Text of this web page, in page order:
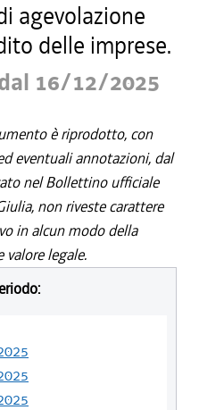
agevolazione
delle imprese.
16/12/2025
è riprodotto, con
eventuali annotazioni, dal
nel Bollettino ufficiale
non riveste carattere
in alcun modo della
valore legale.